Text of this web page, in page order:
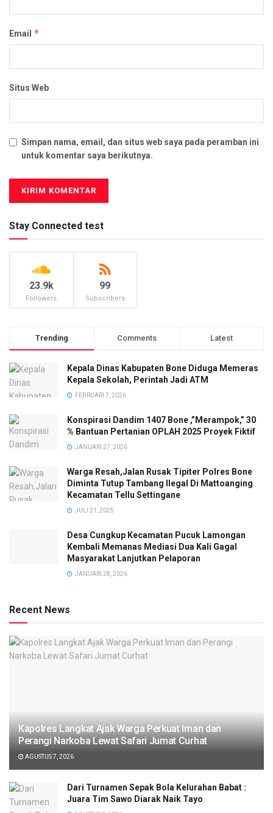
Email *
Situs Web
Simpan nama, email, dan situs web saya pada peramban ini
untuk komentar saya berikutnya.
Stay Connected test
23.9k
Followers
99
Subscribers
Trending Comments Latest
Kepala Dinas Kabupaten Bone Diduga Memeras
Kepala Sekolah, Perintah Jadi ATM
FEBRUARI 7, 2026
Konspirasi Dandim 1407 Bone ,”Merampok,” 30
% Bantuan Pertanian OPLAH 2025 Proyek Fiktif
JANUARI 27, 2026
Warga Resah,Jalan Rusak Tipiter Polres Bone
Diminta Tutup Tambang Ilegal Di Mattoanging
Kecamatan Tellu Settingane
JULI 21, 2025
Desa Cungkup Kecamatan Pucuk Lamongan
Kembali Memanas Mediasi Dua Kali Gagal
Masyarakat Lanjutkan Pelaporan
JANUARI 28, 2026
Recent News
Kapolres Langkat Ajak Warga Perkuat Iman dan
Perangi Narkoba Lewat Safari Jumat Curhat
AGUSTUS 7, 2026
Dari Turnamen Sepak Bola Kelurahan Babat :
Juara Tim Sawo Diarak Naik Tayo